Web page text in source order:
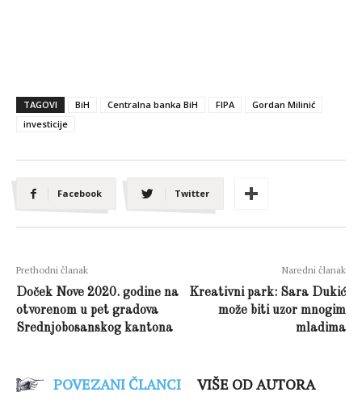
TAGOVI BiH Centralna banka BiH FIPA
Gordan Milinić
investicije
Facebook Twitter
Prethodni članak
Doček Nove 2020. godine na
otvorenom u pet gradova
Srednjobosanskog kantona
Naredni članak
Kreativni park: Sara Dukić
može biti uzor mnogim
mladima
POVEZANI ČLANCI VIŠE OD AUTORA